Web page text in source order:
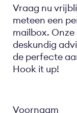
Vraag nu
meteen een
mailbox.
deskundig
de perfecte
Hook it up!
Voornaam